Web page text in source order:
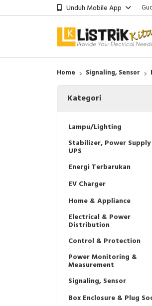
Unduh Mobile App
Home Signaling, Sensor
Kategori
Lampu/Lighting
Stabilizer, Power
UPS
Energi Terbarukan
EV Charger
Home & Appliance
Electrical & Power
Distribution
Control & Protection
Power Monitoring &
Measurement
Signaling, Sensor
Box Enclosure & Plug